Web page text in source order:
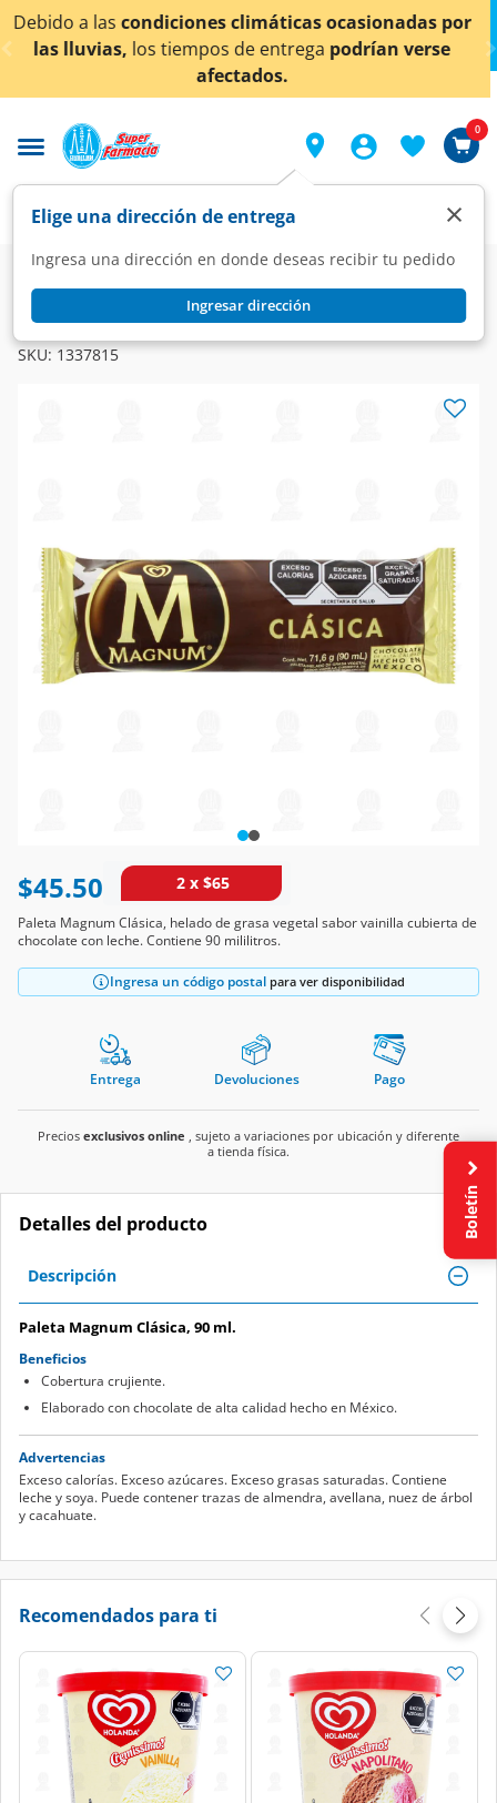
< div class="carousel-inner">
ocasionadas por
podrían verse
¡Ahora también en
conocer
Elige una dirección de entrega
Ingresa una dirección en donde deseas recibir tu pedido
Ingresar dirección
×
0
Super Alimentos Congelados Helados y Paletas
Paleta Magnum Clásica, 90 ml.
SKU: 1337815
$45.50 2 x $65
Paleta Magnum Clásica, helado de grasa vegetal sabor vainilla cubierta de
chocolate con leche. Contiene 90 mililitros.
Ingresa un código postal para ver disponibilidad
Entrega Devoluciones Pago
Precios exclusivos online , sujeto a variaciones por ubicación y diferente
a tienda física.
Detalles del producto
Descripción
Paleta Magnum Clásica, 90 ml.
Beneficios
Cobertura crujiente.
Elaborado con chocolate de alta calidad hecho en México.
Advertencias
Exceso calorías. Exceso azúcares. Exceso grasas saturadas. Contiene
leche y soya. Puede contener trazas de almendra, avellana, nuez de árbol
y cacahuate.
Recomendados para ti
Boletín